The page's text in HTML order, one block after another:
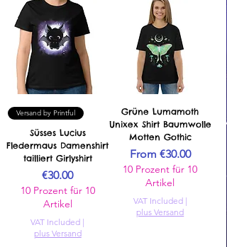
Versand by Printful
Süsses Lucius
Fledermaus Damenshirt
tailliert Girlyshirt
Price
€30.00
10 Prozent für 10
Artikel
VAT Included |
plus Versand
Grüne Lumamoth
Unixex Shirt Baumwolle
Motten Gothic
From €30.00
Sale Price
10 Prozent für 10
Artikel
VAT Included|
plus Versand